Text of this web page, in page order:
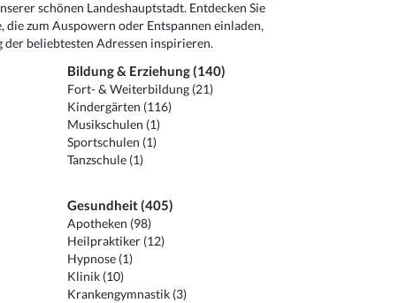
schönen Landeshauptstadt. Entdecken Sie
zum Auspowern oder Entspannen einladen,
der beliebtesten Adressen inspirieren.
Bildung & Erziehung (140)
Fort- & Weiterbildung (21)
Kindergärten (116)
Musikschulen (1)
Sportschulen (1)
Tanzschule (1)
Gesundheit (405)
Apotheken (98)
Heilpraktiker (12)
Hypnose (1)
Klinik (10)
Krankengymnastik (3)